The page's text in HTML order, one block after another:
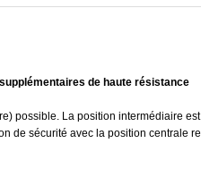
de haute résistance
possible. La position intermédiaire
de sécurité avec la position centrale